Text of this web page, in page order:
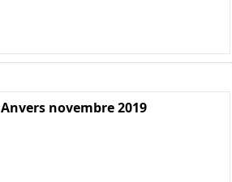
Anvers novembre 2019